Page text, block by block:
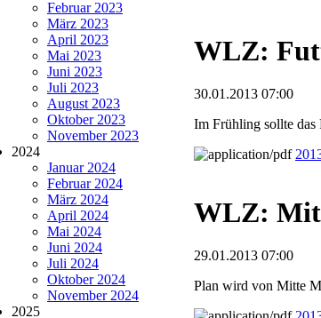
Februar 2023
März 2023
April 2023
Mai 2023
Juni 2023
Juli 2023
August 2023
Oktober 2023
November 2023
2024
Januar 2024
Februar 2024
März 2024
April 2024
Mai 2024
Juni 2024
Juli 2024
Oktober 2024
November 2024
2025
WLZ:
30.01.2013 07:00
Im Frühling sollte das
WLZ:
29.01.2013 07:00
Plan wird von Mitte